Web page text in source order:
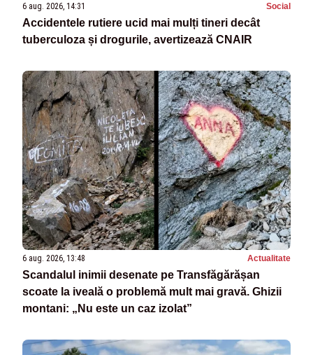
6 aug. 2026, 14:31 Social
Accidentele rutiere ucid mai mulți tineri decât
tuberculoza și drogurile, avertizează CNAIR
6 aug. 2026, 13:48 Actualitate
Scandalul inimii desenate pe Transfăgărășan
scoate la iveală o problemă mult mai gravă. Ghizii
montani: „Nu este un caz izolat”